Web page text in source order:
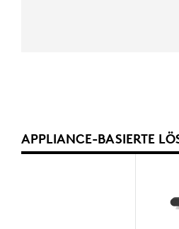
APPLIANCE-BASIERTE